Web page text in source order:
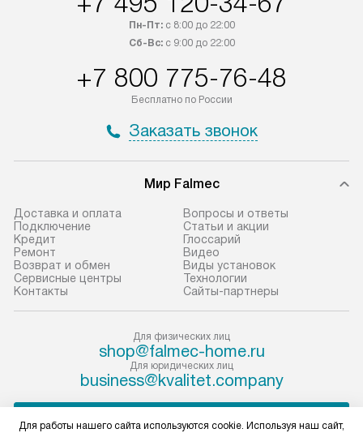
Пн-Пт:с 8:00 до 22:00
Сб-Вс:с 9:00 до 22:00
+7 800 775-76-48
Бесплатно по России
Заказать звонок
Мир Falmec
Доставка и оплата
Подключение
Кредит
Ремонт
Возврат и обмен
Сервисные центры
Контакты
Вопросы и ответы
Статьи и акции
Глоссарий
Видео
Виды установок
Технологии
Сайты-партнеры
Для физических лиц
shop@falmec-home.ru
Для юридических лиц
business@kvalitet.company
Для работы нашего сайта используются cookie. Используя наш сайт,